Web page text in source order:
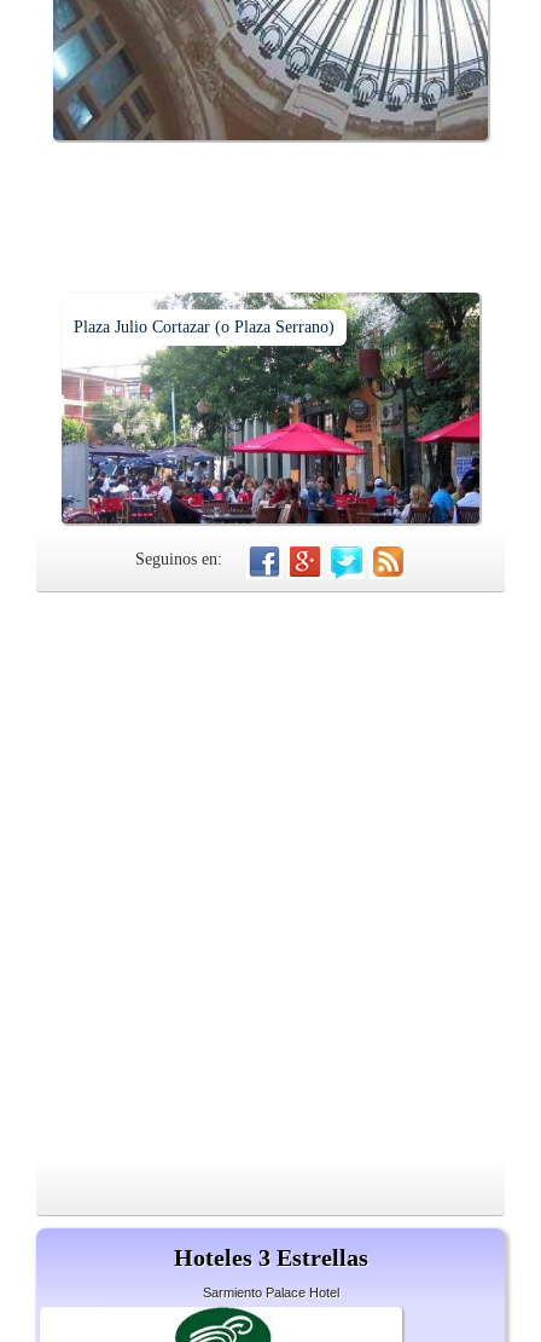
Plaza Julio Cortazar (o Plaza Serrano)
Seguinos en:
Hoteles 3 Estrellas
Sarmiento Palace Hotel